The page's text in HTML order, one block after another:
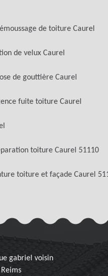
de toiture Caurel
de velux Caurel
de gouttière Caurel
fuite toiture Caurel
toiture Caurel 51110
toiture et façade Caurel
gabriel voisin